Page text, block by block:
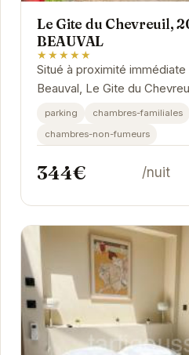
Le Gite du Chevreuil,
BEAUVAL
★★★★★
Situé à proximité
Beauval, Le Gite du
hébergements
parking chambres-familiales
chambres-non-fumeurs
344€ /nuit